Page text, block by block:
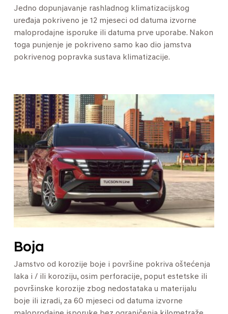
Jedno dopunjavanje rashladnog klimatizacijskog
uređaja pokriveno je 12 mjeseci od datuma izvorne
maloprodajne isporuke ili datuma prve uporabe. Nakon
toga punjenje je pokriveno samo kao dio jamstva
pokrivenog popravka sustava klimatizacije.
Boja
Jamstvo od korozije boje i površine pokriva oštećenja
laka i / ili koroziju, osim perforacije, poput estetske ili
površinske korozije zbog nedostataka u materijalu
boje ili izradi, za 60 mjeseci od datuma izvorne